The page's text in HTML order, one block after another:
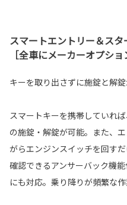
スマートエントリー＆ス
［全車にメーカーオプショ
キーを取り出さずに施錠と解
スマートキーを携帯していれ
の施錠・解錠が可能。また、
がらエンジンスイッチを回す
確認できるアンサーバック機
にも対応。乗り降りが頻繁な作